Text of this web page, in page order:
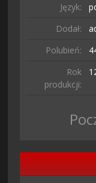
Język:
Dodał:
Polubień:
Rok
produkcji: